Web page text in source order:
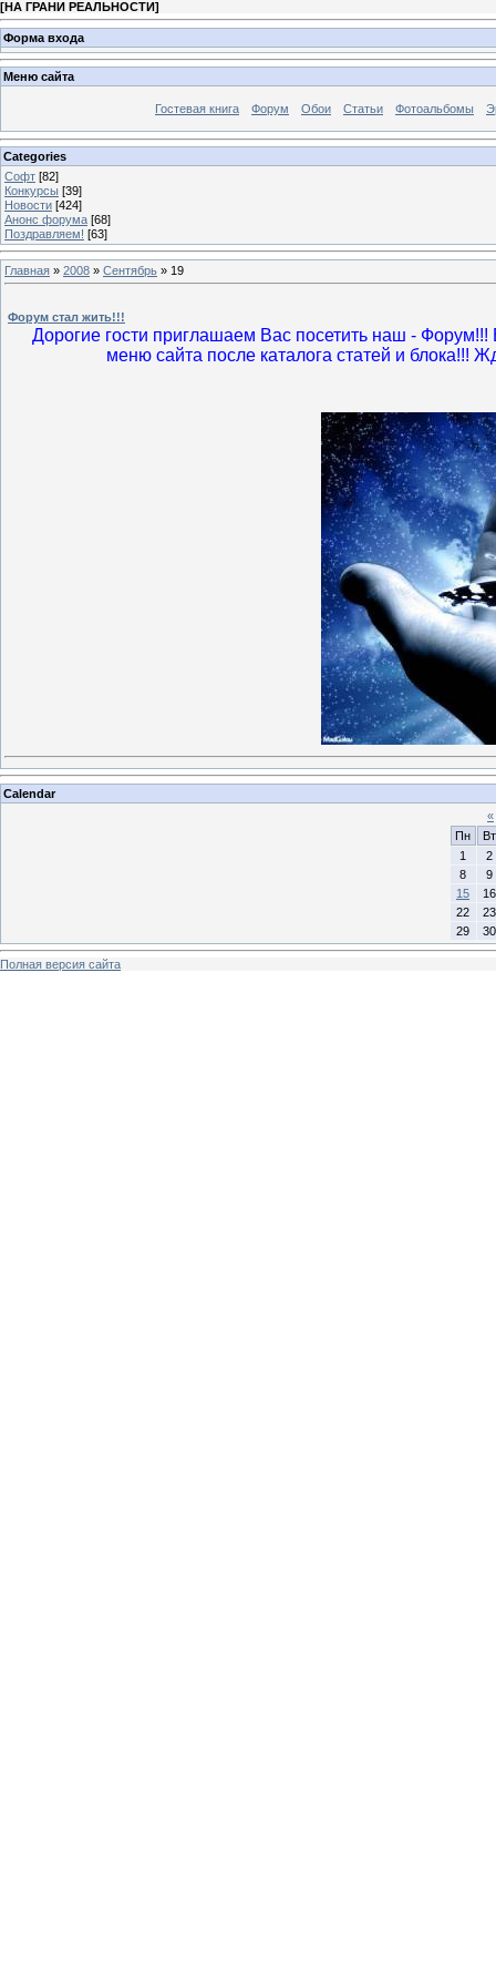
[НА ГРАНИ РЕАЛЬНОСТИ]
Форма входа
Меню сайта
Гостевая книга Форум Обои Статьи Фотоальбомы
Categories
Софт [82]
Конкурсы [39]
Новости [424]
Анонс форума [68]
Поздравляем! [63]
Главная » 2008 » Сентябрь » 19
Форум стал жить!!!
Дорогие гости приглашаем Вас посетить наш -
меню сайта после каталога статей и блока!!!
Calendar
«
Пн
Вт
1
2
8
9
15
16
22
23
29
30
Полная версия сайта